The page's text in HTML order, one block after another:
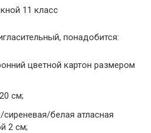
понадобится:
цветной картон размером
см;
белая атласная
2 см;